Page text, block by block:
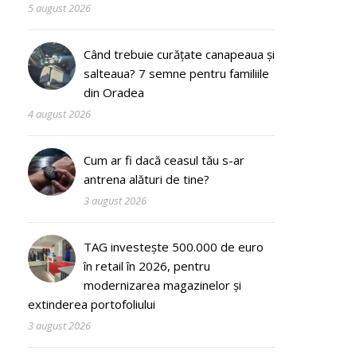
5 august 2026
Când trebuie curățate canapeaua și
salteaua? 7 semne pentru familiile
din Oradea
4 august 2026
Cum ar fi dacă ceasul tău s-ar
antrena alături de tine?
3 august 2026
TAG investește 500.000 de euro
în retail în 2026, pentru
modernizarea magazinelor și
extinderea portofoliului
3 august 2026